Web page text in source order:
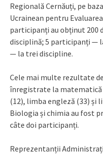
Regională Cernăuți, pe
Ucrainean pentru
participanți au obținut 200
disciplină; 5 participanți —
— la trei discipline.
Cele mai multe rezultate
înregistrate la matematică
(12), limba engleză (33) și
Biologia și chimia au fost
câte doi participanți.
Reprezentanții